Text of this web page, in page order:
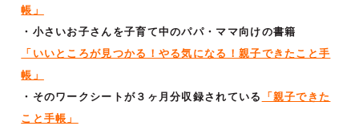
帳」
・小さいお子さんを子育て中のパパ・ママ向けの書籍
「いいところが見つかる！やる気になる！親子できたこと手
帳」
・そのワークシートが３ヶ月分収録されている
「親子できた
こと手帳」